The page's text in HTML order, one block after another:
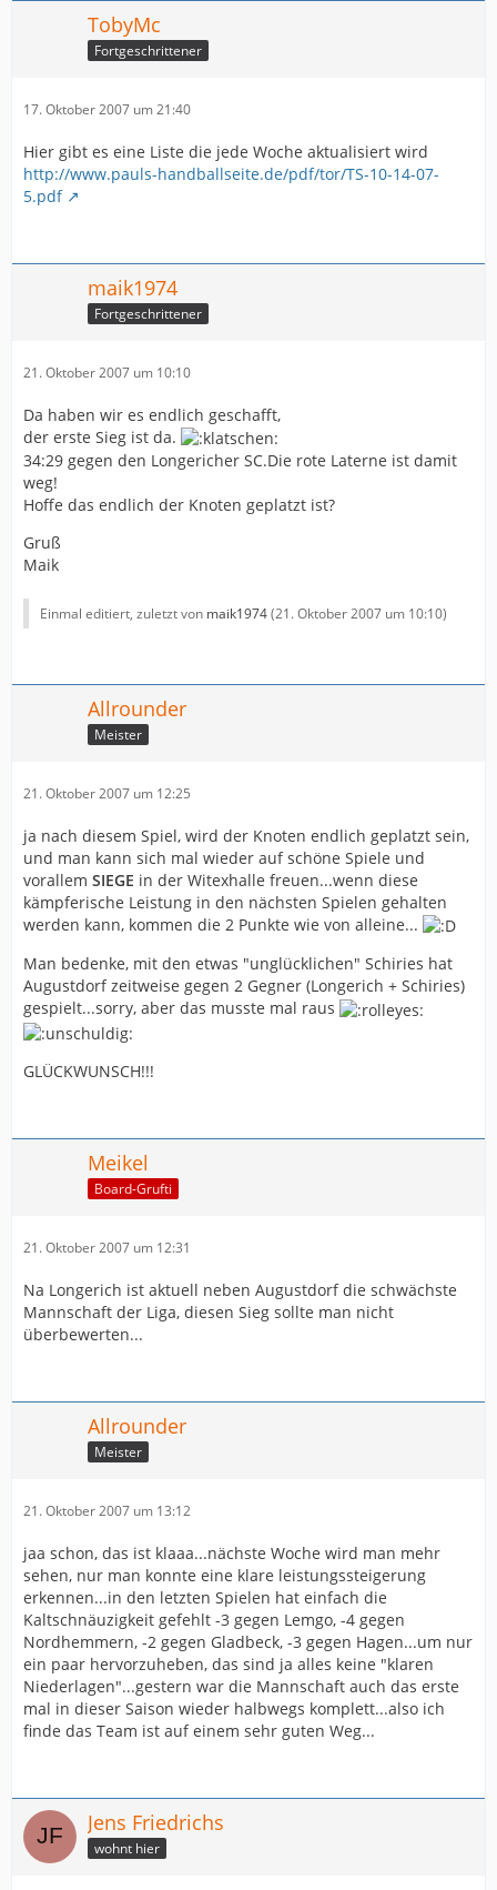
TobyMc
Fortgeschrittener
17. Oktober 2007 um 21:40
Hier gibt es eine Liste die jede Woche aktualisiert wird
http://www.pauls-handballseite.de/pdf/tor/TS-10-14-07-
5.pdf
maik1974
Fortgeschrittener
21. Oktober 2007 um 10:10
Da haben wir es endlich geschafft,
der erste Sieg ist da.
34:29 gegen den Longericher SC.Die rote Laterne ist damit
weg!
Hoffe das endlich der Knoten geplatzt ist?
Gruß
Maik
Einmal editiert, zuletzt von maik1974(21. Oktober 2007 um 10:10)
Allrounder
Meister
21. Oktober 2007 um 12:25
ja nach diesem Spiel, wird der Knoten endlich geplatzt sein,
und man kann sich mal wieder auf schöne Spiele und
vorallem SIEGE in der Witexhalle freuen...wenn diese
kämpferische Leistung in den nächsten Spielen gehalten
werden kann, kommen die 2 Punkte wie von alleine...
Man bedenke, mit den etwas "unglücklichen" Schiries hat
Augustdorf zeitweise gegen 2 Gegner (Longerich + Schiries)
gespielt...sorry, aber das musste mal raus
GLÜCKWUNSCH!!!
Meikel
Board-Grufti
21. Oktober 2007 um 12:31
Na Longerich ist aktuell neben Augustdorf die schwächste
Mannschaft der Liga, diesen Sieg sollte man nicht
überbewerten...
Allrounder
Meister
21. Oktober 2007 um 13:12
jaa schon, das ist klaaa...nächste Woche wird man mehr
sehen, nur man konnte eine klare leistungssteigerung
erkennen...in den letzten Spielen hat einfach die
Kaltschnäuzigkeit gefehlt -3 gegen Lemgo, -4 gegen
Nordhemmern, -2 gegen Gladbeck, -3 gegen Hagen...um nur
ein paar hervorzuheben, das sind ja alles keine "klaren
Niederlagen"...gestern war die Mannschaft auch das erste
mal in dieser Saison wieder halbwegs komplett...also ich
finde das Team ist auf einem sehr guten Weg...
Jens Friedrichs
wohnt hier